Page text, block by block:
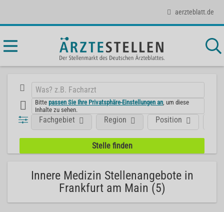
aerzteblatt.de
Bittepassen Sie Ihre Privatsphäre-Einstellungen an , um diese
Inhalte zu sehen.
Position
Fachgebiet Region
Innere Medizin Stellenangebote in
Frankfurt am Main (5)